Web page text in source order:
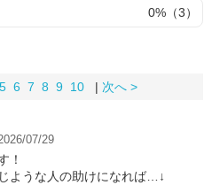
0%（3）
5 6 7 8 9 10 | 次へ >
07/29
！
ような人の助けになれば…↓